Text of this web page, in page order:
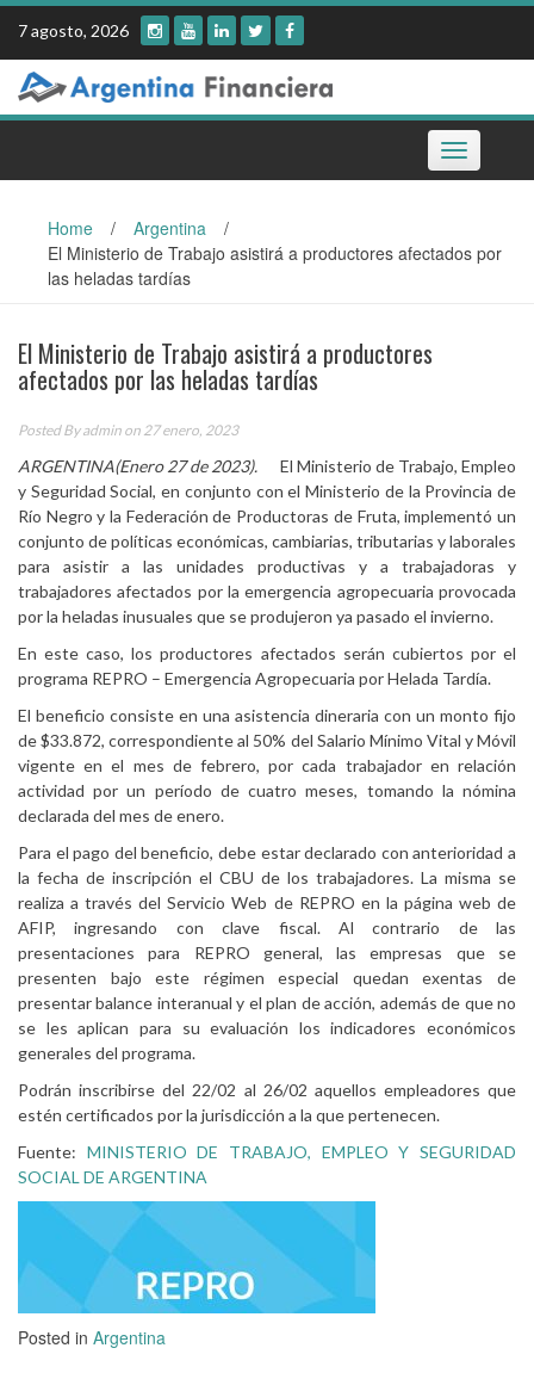
Skip
content
7 agosto, 2026
Toggle
navigation
Home / Argentina
/
El Ministerio de Trabajo asistirá a productores afectados por
las heladas tardías
El Ministerio de Trabajo asistirá a productores
afectados por las heladas tardías
Posted Byadmin on 27 enero, 2023
ARGENTINA(Enero 27 de 2023). El Ministerio de Trabajo, Empleo
y Seguridad Social, en conjunto con el Ministerio de la Provincia de
Río Negro y la Federación de Productoras de Fruta, implementó un
conjunto de políticas económicas, cambiarias, tributarias y laborales
para asistir a las unidades productivas y a trabajadoras y
trabajadores afectados por la emergencia agropecuaria provocada
por la heladas inusuales que se produjeron ya pasado el invierno.
En este caso, los productores afectados serán cubiertos por el
programa REPRO – Emergencia Agropecuaria por Helada Tardía.
El beneficio consiste en una asistencia dineraria con un monto fijo
de $33.872, correspondiente al 50% del Salario Mínimo Vital y Móvil
vigente en el mes de febrero, por cada trabajador en relación
actividad por un período de cuatro meses, tomando la nómina
declarada del mes de enero.
Para el pago del beneficio, debe estar declarado con anterioridad a
la fecha de inscripción el CBU de los trabajadores. La misma se
realiza a través del Servicio Web de REPRO en la página web de
AFIP, ingresando con clave fiscal. Al contrario de las
presentaciones para REPRO general, las empresas que se
presenten bajo este régimen especial quedan exentas de
presentar balance interanual y el plan de acción, además de que no
se les aplican para su evaluación los indicadores económicos
generales del programa.
Podrán inscribirse del 22/02 al 26/02 aquellos empleadores que
estén certificados por la jurisdicción a la que pertenecen.
Fuente: MINISTERIO DE TRABAJO, EMPLEO Y SEGURIDAD
SOCIAL DE ARGENTINA
Posted in Argentina